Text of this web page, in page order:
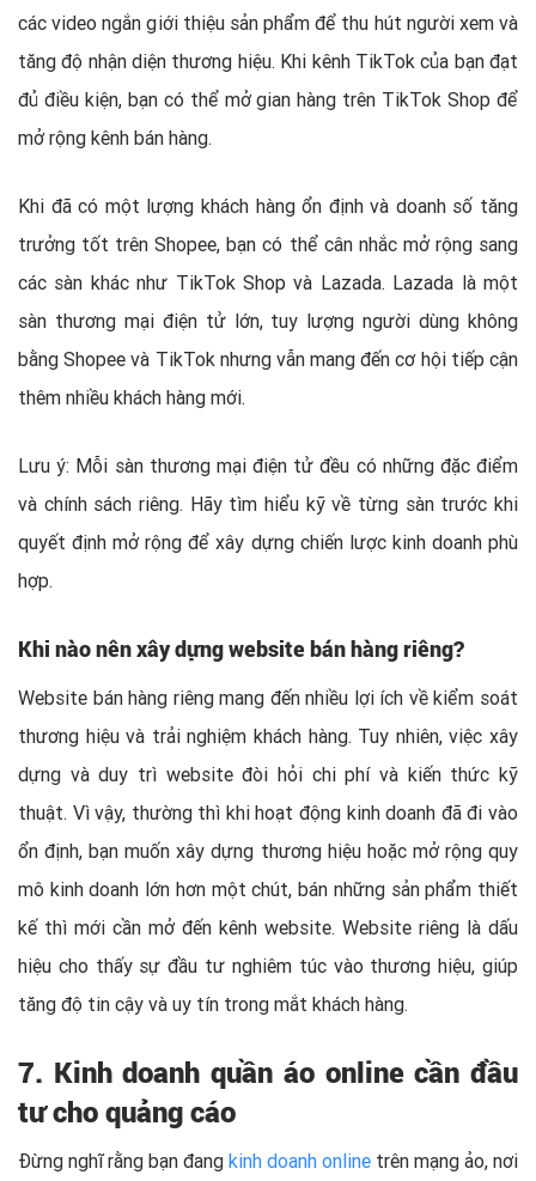
các video ngắn giới thiệu sản phẩm để thu hút người xem và
tăng độ nhận diện thương hiệu. Khi kênh TikTok của bạn đạt
đủ điều kiện, bạn có thể mở gian hàng trên TikTok Shop để
mở rộng kênh bán hàng.
Khi đã có một lượng khách hàng ổn định và doanh số tăng
trưởng tốt trên Shopee, bạn có thể cân nhắc mở rộng sang
các sàn khác như TikTok Shop và Lazada. Lazada là một
sàn thương mại điện tử lớn, tuy lượng người dùng không
bằng Shopee và TikTok nhưng vẫn mang đến cơ hội tiếp cận
thêm nhiều khách hàng mới.
Lưu ý: Mỗi sàn thương mại điện tử đều có những đặc điểm
và chính sách riêng. Hãy tìm hiểu kỹ về từng sàn trước khi
quyết định mở rộng để xây dựng chiến lược kinh doanh phù
hợp.
Khi nào nên xây dựng website bán hàng riêng?
Website bán hàng riêng mang đến nhiều lợi ích về kiểm soát
thương hiệu và trải nghiệm khách hàng. Tuy nhiên, việc xây
dựng và duy trì website đòi hỏi chi phí và kiến thức kỹ
thuật. Vì vậy, thường thì khi hoạt động kinh doanh đã đi vào
ổn định, bạn muốn xây dựng thương hiệu hoặc mở rộng quy
mô kinh doanh lớn hơn một chút, bán những sản phẩm thiết
kế thì mới cần mở đến kênh website. Website riêng là dấu
hiệu cho thấy sự đầu tư nghiêm túc vào thương hiệu, giúp
tăng độ tin cậy và uy tín trong mắt khách hàng.
7. Kinh doanh quần áo online cần đầu
tư cho quảng cáo
Đừng nghĩ rằng bạn đang kinh doanh online trên mạng ảo, nơi